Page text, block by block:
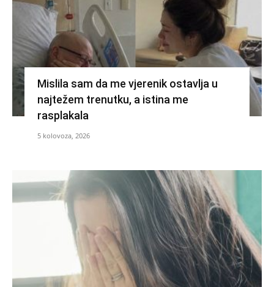
Mislila sam da me vjerenik ostavlja u
najtežem trenutku, a istina me
rasplakala
5 kolovoza, 2026